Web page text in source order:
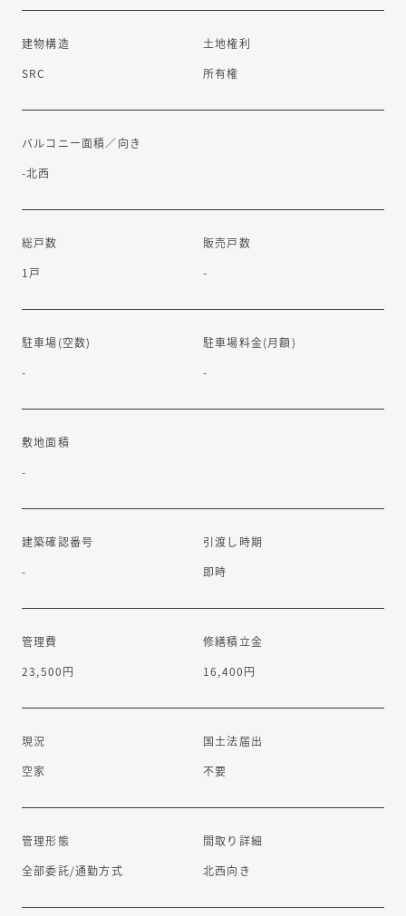
リフォーム相談可能
建物構造
SRC
土地権利
所有権
バルコニー面積／向き
-北西
総戸数
1戸
販売戸数
-
駐車場(空数)
-
駐車場料金(月額)
-
敷地面積
-
建築確認番号
-
引渡し時期
即時
管理費
23,500円
修繕積立金
16,400円
現況
空家
国土法届出
不要
管理形態
全部委託/通勤方式
間取り詳細
北西向き